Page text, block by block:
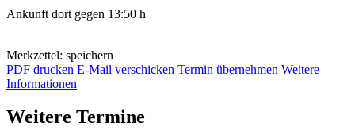
Ankunft dort gegen 13:50 h
Merkzettel: speichern
PDF drucken E-Mail verschicken Termin übernehmen Weitere
Informationen
Weitere Termine